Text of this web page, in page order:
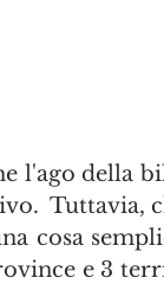
l'ago della
Tuttavia,
cosa
e 3